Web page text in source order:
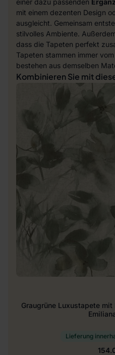
einer dazu passenden
mit einem dezenten Design
ausgleicht. Gemeinsam
stilvolles Ambiente.
dass die Tapeten perfekt
Tapeten stammen immer
bestehen aus demselben
Kombinieren Sie mit
Graugrüne Luxustapete mit
Lieferung